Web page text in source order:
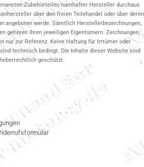
Zubehörteilen namhafter Hersteller durchaus
über den freien Teilehandel oder über deren
werde. Sämtlich Herstellerbezeichnungen,
gehören ihren jeweiligen Eigentümern. Zeichnungen,
nur zur Referenz. Keine Haftung für Irrtümer oder
technisch bedingt. Die Inhalte dieser Website sind
geschützt.